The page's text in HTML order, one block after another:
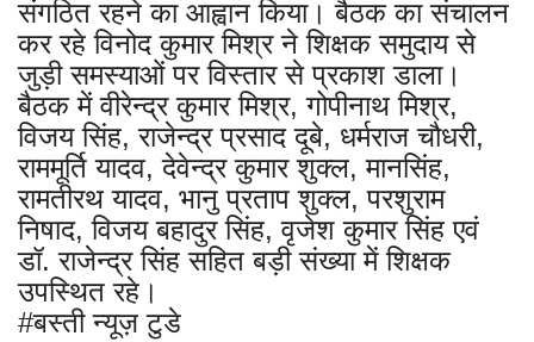
संगठित रहने का आह्वान किया। बैठक का संचालन
कर रहे विनोद कुमार मिश्र ने शिक्षक समुदाय से
जुड़ी समस्याओं पर विस्तार से प्रकाश डाला।
बैठक में वीरेन्द्र कुमार मिश्र, गोपीनाथ मिश्र,
विजय सिंह, राजेन्द्र प्रसाद दूबे, धर्मराज चौधरी,
राममूर्ति यादव, देवेन्द्र कुमार शुक्ल, मानसिंह,
रामतीरथ यादव, भानु प्रताप शुक्ल, परशुराम
निषाद, विजय बहादुर सिंह, वृजेश कुमार सिंह एवं
डॉ. राजेन्द्र सिंह सहित बड़ी संख्या में शिक्षक
उपस्थित रहे।
#बस्ती न्यूज़ टुडे